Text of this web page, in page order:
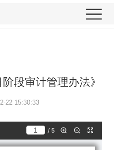
司项目阶